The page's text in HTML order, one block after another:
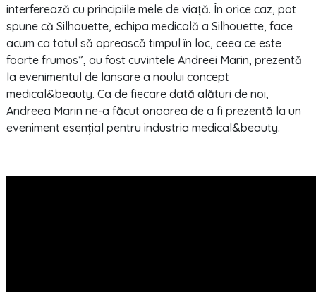
interferează cu principiile mele de viață. În orice caz, pot
spune că Silhouette, echipa medicală a Silhouette, face
acum ca totul să oprească timpul în loc, ceea ce este
foarte frumos”, au fost cuvintele Andreei Marin, prezentă
la evenimentul de lansare a noului concept
medical&beauty. Ca de fiecare dată alături de noi,
Andreea Marin ne-a făcut onoarea de a fi prezentă la un
eveniment esențial pentru industria medical&beauty.